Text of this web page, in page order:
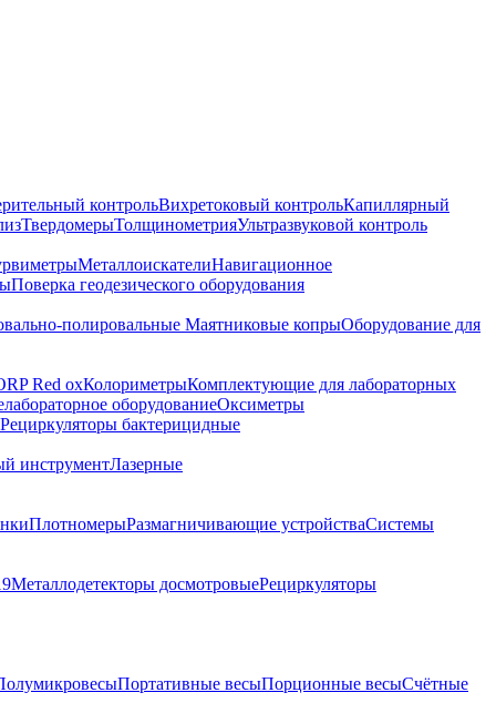
контрольВихретоковый контрольКапиллярный
ТвердомерыТолщинометрияУльтразвуковой контроль
МеталлоискателиНавигационное
Поверка геодезического оборудования
полировальные Маятниковые копрыОборудование для
Red oxКолориметрыКомплектующие для лабораторных
оборудованиеОксиметры
Рециркуляторы бактерицидные
инструментЛазерные
ПлотномерыРазмагничивающие устройстваСистемы
Металлодетекторы досмотровыеРециркуляторы
Портативные весыПорционные весыСчётные